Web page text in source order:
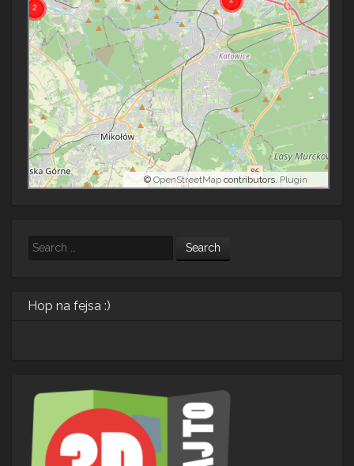
© OpenStreetMap contributors. Plugin
Search
Hop na fejsa :)